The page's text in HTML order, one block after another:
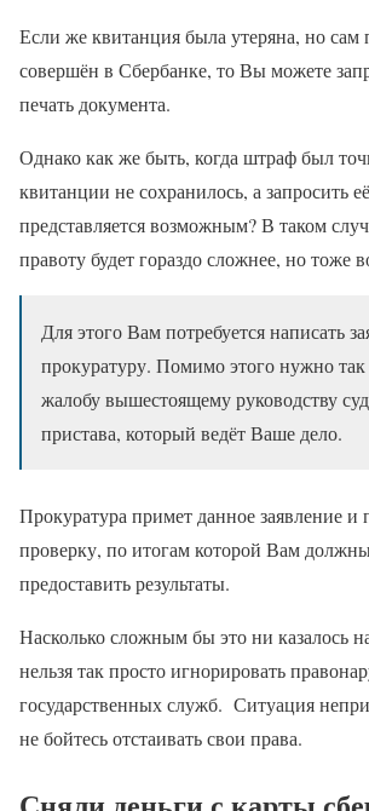
Если же квитанция была утеряна, но сам
совершён в Сбербанке, то Вы можете
печать документа.
Однако как же быть, когда штраф был
квитанции не сохранилось, а запросить
представляется возможным? В таком
правоту будет гораздо сложнее, но тоже
Для этого Вам потребуется написать
прокуратуру. Помимо этого нужно
жалобу вышестоящему руководству
пристава, который ведёт Ваше дело.
Прокуратура примет данное заявление и
проверку, по итогам которой Вам
предоставить результаты.
Насколько сложным бы это ни казалось
нельзя так просто игнорировать
государственных служб. Ситуация
не бойтесь отстаивать свои права.